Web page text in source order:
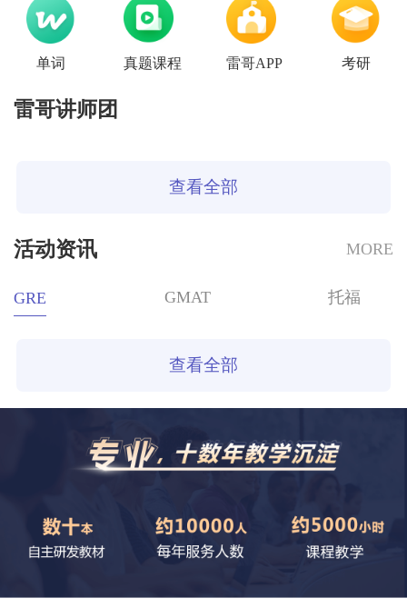
单词 真题课程 雷哥APP 考研
雷哥讲师团
查看全部
活动资讯 MORE
GRE GMAT 托福
查看全部